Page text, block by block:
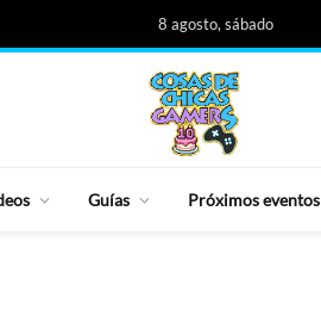
8 agosto, sábado
Guías Próximos eventos